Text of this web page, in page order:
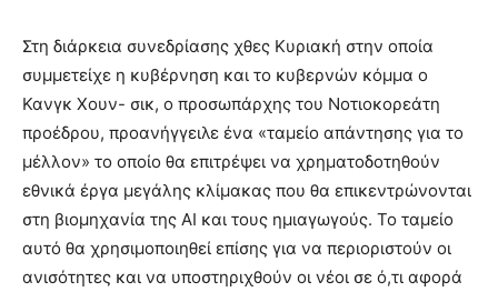
Στη διάρκεια συνεδρίασης χθες Κυριακή στην οποία
συμμετείχε η κυβέρνηση και το κυβερνών κόμμα ο
Κανγκ Χουν- σικ, ο προσωπάρχης του Νοτιοκορεάτη
προέδρου, προανήγγειλε ένα «ταμείο απάντησης για το
μέλλον» το οποίο θα επιτρέψει να χρηματοδοτηθούν
εθνικά έργα μεγάλης κλίμακας που θα επικεντρώνονται
στη βιομηχανία της AI και τους ημιαγωγούς. Το ταμείο
αυτό θα χρησιμοποιηθεί επίσης για να περιοριστούν οι
ανισότητες και να υποστηριχθούν οι νέοι σε ό,τι αφορά